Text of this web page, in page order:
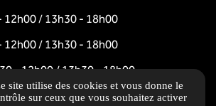
12h00 / 13h30 - 18h00
12h00 / 13h30 - 18h00
- 12h00 / 13h30 - 18h00
12h00 / 13h30 - 18h00
site utilise des cookies et vous donne le
sur ceux que vous souhaitez activer